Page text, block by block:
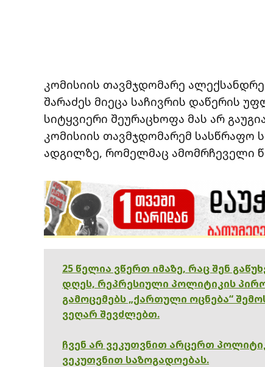
კომისიის თავმჯდომარე
შარაძეს მიეცა საჩივრის დაწერის
სიტყვიერი შეურაცხოფა მას არ
კომისიის თავმჯდომარემ სასწრაფო
ადგილზე, რომელმაც ამომრჩეველი
25 წელია ვწერთ იმაზე, რაც შენ
დღეს, რეპრესიული პოლიტიკის
გამოცემებს „ქართული ოცნება“
ვეღარ შევძლებთ.
ჩვენ არ ვეკუთვნით არცერთ
ვეკუთვნით საზოგადოებას.